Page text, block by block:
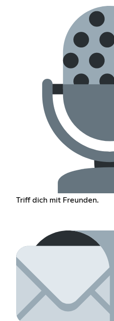
Triff dich mit Freunden.